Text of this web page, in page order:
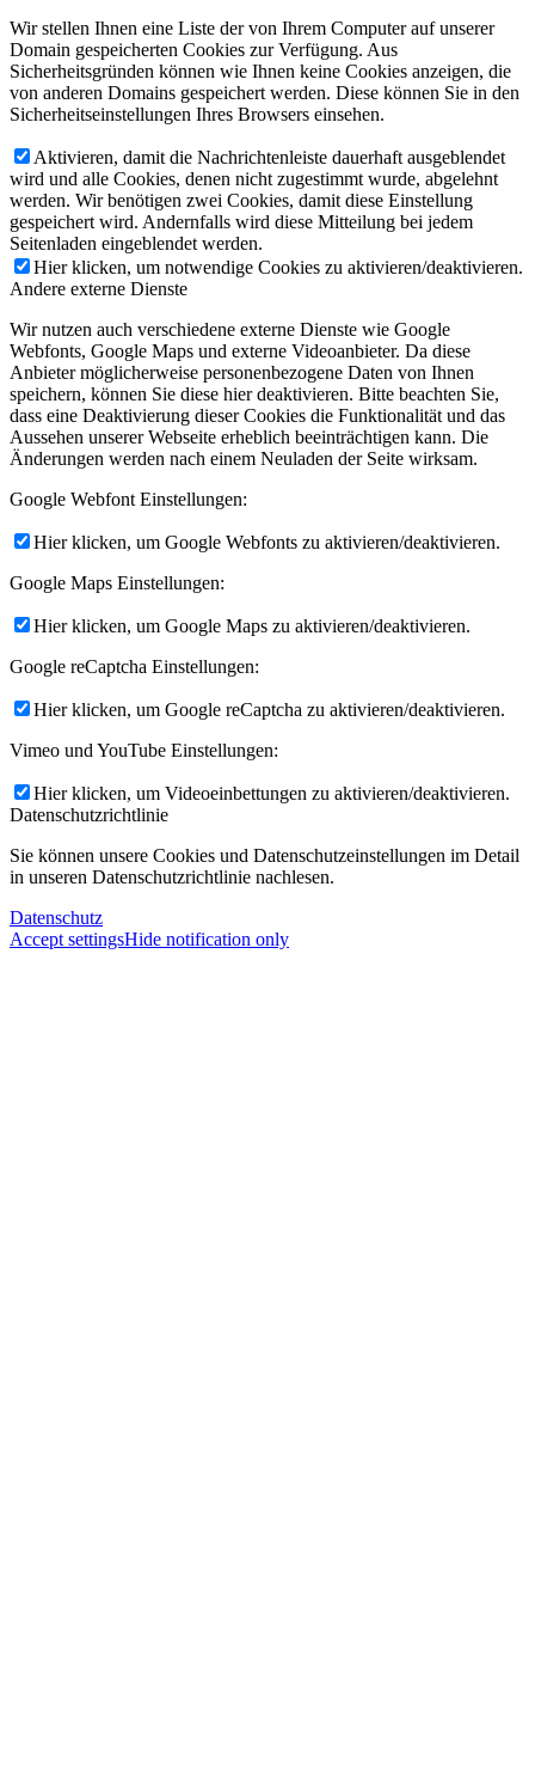
Wir stellen Ihnen eine Liste der von Ihrem Computer auf unserer
Domain gespeicherten Cookies zur Verfügung. Aus
Sicherheitsgründen können wie Ihnen keine Cookies anzeigen, die
von anderen Domains gespeichert werden. Diese können Sie in den
Sicherheitseinstellungen Ihres Browsers einsehen.
Aktivieren, damit die Nachrichtenleiste dauerhaft ausgeblendet
wird und alle Cookies, denen nicht zugestimmt wurde, abgelehnt
werden. Wir benötigen zwei Cookies, damit diese Einstellung
gespeichert wird. Andernfalls wird diese Mitteilung bei jedem
Seitenladen eingeblendet werden.
Hier klicken, um notwendige Cookies zu aktivieren/deaktivieren.
Andere externe Dienste
Wir nutzen auch verschiedene externe Dienste wie Google
Webfonts, Google Maps und externe Videoanbieter. Da diese
Anbieter möglicherweise personenbezogene Daten von Ihnen
speichern, können Sie diese hier deaktivieren. Bitte beachten Sie,
dass eine Deaktivierung dieser Cookies die Funktionalität und das
Aussehen unserer Webseite erheblich beeinträchtigen kann. Die
Änderungen werden nach einem Neuladen der Seite wirksam.
Google Webfont Einstellungen:
Hier klicken, um Google Webfonts zu aktivieren/deaktivieren.
Google Maps Einstellungen:
Hier klicken, um Google Maps zu aktivieren/deaktivieren.
Google reCaptcha Einstellungen:
Hier klicken, um Google reCaptcha zu aktivieren/deaktivieren.
Vimeo und YouTube Einstellungen:
Hier klicken, um Videoeinbettungen zu aktivieren/deaktivieren.
Datenschutzrichtlinie
Sie können unsere Cookies und Datenschutzeinstellungen im Detail
in unseren Datenschutzrichtlinie nachlesen.
Datenschutz
Accept settingsHide notification only